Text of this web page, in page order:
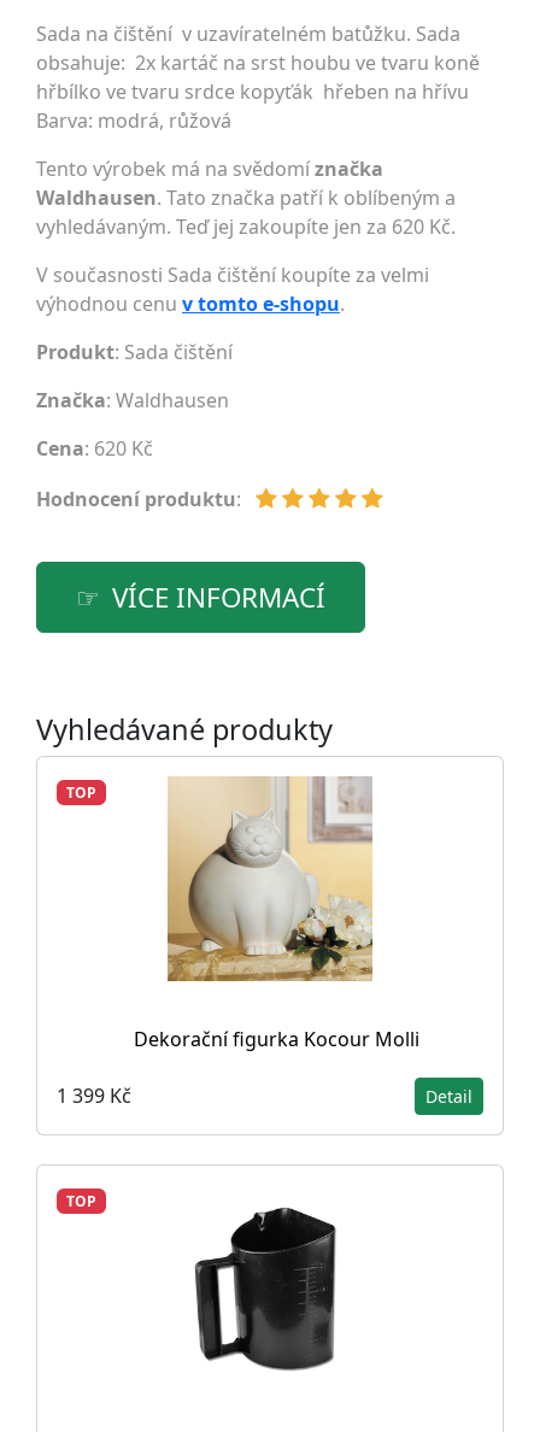
Sada na čištění v uzavíratelném batůžku. Sada
obsahuje: 2x kartáč na srst houbu ve tvaru koně
hřbílko ve tvaru srdce kopyťák hřeben na hřívu
Barva: modrá, růžová
Tento výrobek má na svědomíznačka
Waldhausen. Tato značka patří k oblíbeným a
vyhledávaným. Teď jej zakoupíte jen za 620 Kč.
V současnosti Sada čištění koupíte za velmi
výhodnou cenu v tomto e-shopu.
Produkt: Sada čištění
Značka: Waldhausen
Cena: 620 Kč
Hodnocení produktu:
VÍCE INFORMACÍ
Vyhledávané produkty
TOP
Dekorační figurka Kocour Molli
1 399 Kč Detail
TOP